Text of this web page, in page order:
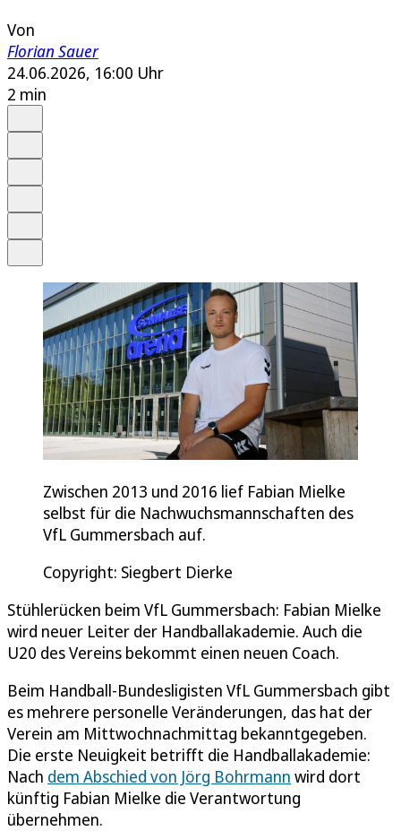
Von
Florian Sauer
24.06.2026, 16:00 Uhr
2 min
Zwischen 2013 und 2016 lief Fabian Mielke
selbst für die Nachwuchsmannschaften des
VfL Gummersbach auf.
Copyright: Siegbert Dierke
Stühlerücken beim VfL Gummersbach: Fabian Mielke
wird neuer Leiter der Handballakademie. Auch die
U20 des Vereins bekommt einen neuen Coach.
Beim Handball-Bundesligisten VfL Gummersbach gibt
es mehrere personelle Veränderungen, das hat der
Verein am Mittwochnachmittag bekanntgegeben.
Die erste Neuigkeit betrifft die Handballakademie:
Nach dem Abschied von Jörg Bohrmann wird dort
künftig Fabian Mielke die Verantwortung
übernehmen.